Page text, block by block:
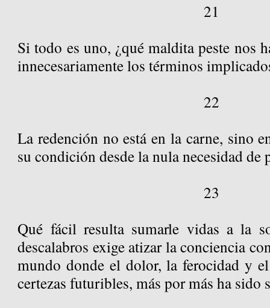
21
Si todo es uno, ¿qué maldita peste nos
innecesariamente los términos
22
La redención no está en la carne, sino
su condición desde la nula necesidad de
23
Qué fácil resulta sumarle vidas a la
descalabros exige atizar la conciencia
mundo donde el dolor, la ferocidad y
certezas futuribles, más por más ha